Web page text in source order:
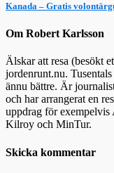
Kanada – Gratis
Om Robert Karlsson
Älskar att resa (besökt
jordenrunt.nu.
ännu bättre. Är
och har arrangerat en
uppdrag för exempelvis
Kilroy och MinTur.
Skicka kommentar